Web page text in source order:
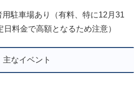
駐車場あり（有料、特に12月31
日料金で高額となるため注意）
主なイベント